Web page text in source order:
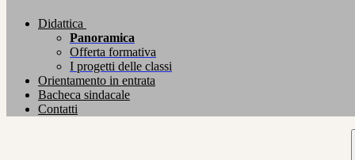
Didattica
Panoramica
Offerta formativa
I progetti delle classi
Orientamento in entrata
Bacheca sindacale
Contatti